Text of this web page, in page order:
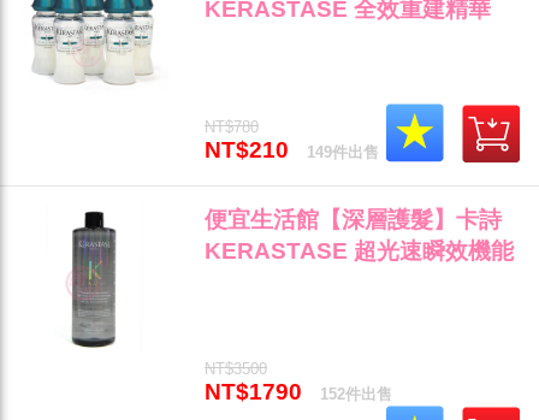
KERASTASE 全效重建精華
NT$780
NT$210 149件出售
便宜生活館【深層護髮】卡詩
KERASTASE 超光速瞬效機能
NT$3500
NT$1790 152件出售